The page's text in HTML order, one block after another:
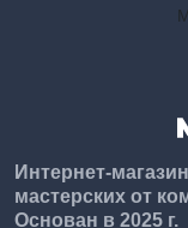
Интернет-
мастерских от
Основан в 2025 г.